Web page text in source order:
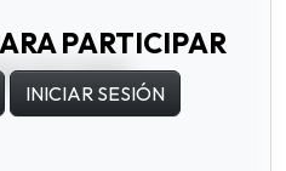
PARTICIPAR
INICIAR SESIÓN